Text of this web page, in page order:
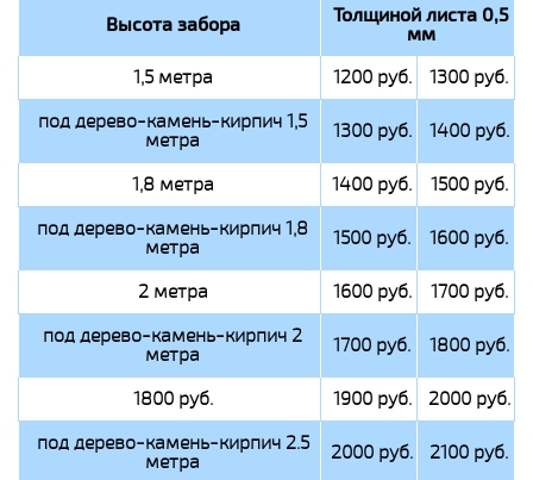
Высота забора Толщиной листа 0,5
мм
1,5 метра 1200 руб.
1300 руб.
под дерево-камень-кирпич 1,5
метра 1300 руб. 1400 руб.
1,8 метра 1400 руб.
1500 руб.
под дерево-камень-кирпич 1,8
метра 1500 руб. 1600 руб.
2 метра 1600 руб.
1700 руб.
под дерево-камень-кирпич 2
метра 1700 руб. 1800 руб.
1800 руб. 1900 руб.
2000 руб.
под дерево-камень-кирпич 2.5
метра 2000 руб. 2100 руб.